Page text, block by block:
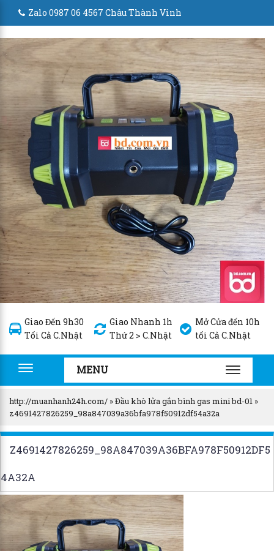
Zalo 0987 06 4567 Châu Thành Vinh
Giao Đến 9h30
Tối Cả C.Nhật
Giao Nhanh 1h
Thứ 2 > C.Nhật
Mở Cửa đến 10h
tối Cả C.Nhật
Toggle
navigation
MENU
TOGGLE
http://muanhanh24h.com/ »Đầu khò lửa gắn bình gas mini bd-01 »
z4691427826259_98a847039a36bfa978f50912df54a32a
Z4691427826259_98A847039A36BFA978F50912DF5
4A32A